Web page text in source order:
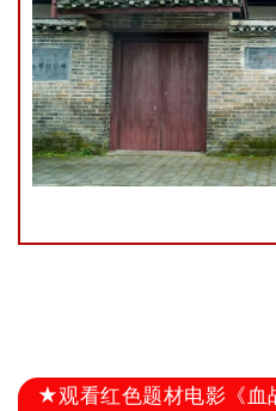
★观看红色题材电影《血